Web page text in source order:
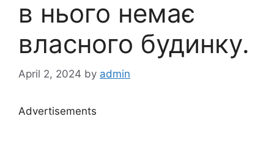
в нього немає
власного будинку.
April 2, 2024 by admin
Advertisements